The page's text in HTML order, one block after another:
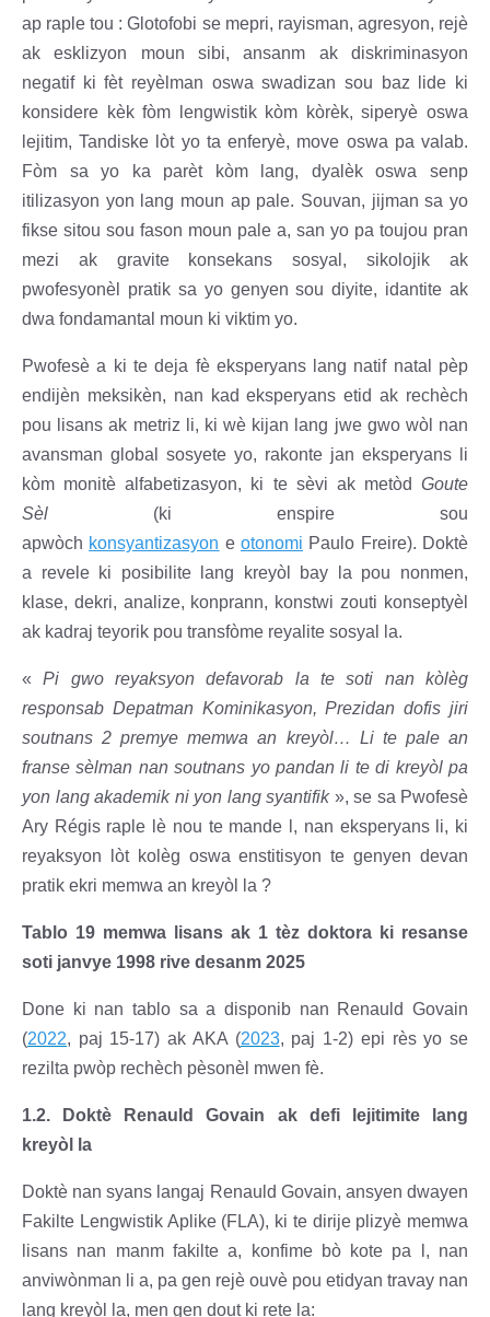
ap raple tou : Glotofobi se mepri, rayisman, agresyon, rejè
ak esklizyon moun sibi, ansanm ak diskriminasyon
negatif ki fèt reyèlman oswa swadizan sou baz lide ki
konsidere kèk fòm lengwistik kòm kòrèk, siperyè oswa
lejitim, Tandiske lòt yo ta enferyè, move oswa pa valab.
Fòm sa yo ka parèt kòm lang, dyalèk oswa senp
itilizasyon yon lang moun ap pale. Souvan, jijman sa yo
fikse sitou sou fason moun pale a, san yo pa toujou pran
mezi ak gravite konsekans sosyal, sikolojik ak
pwofesyonèl pratik sa yo genyen sou diyite, idantite ak
dwa fondamantal moun ki viktim yo.
Pwofesè a ki te deja fè eksperyans lang natif natal pèp
endijèn meksikèn, nan kad eksperyans etid ak rechèch
pou lisans ak metriz li, ki wè kijan lang jwe gwo wòl nan
avansman global sosyete yo, rakonte jan eksperyans li
kòm monitè alfabetizasyon, ki te sèvi ak metòd Goute
Sèl (ki enspire sou
apwòch konsyantizasyon eotonomi Paulo Freire). Doktè
a revele ki posibilite lang kreyòl bay la pou nonmen,
klase, dekri, analize, konprann, konstwi zouti konseptyèl
ak kadraj teyorik pou transfòme reyalite sosyal la.
«Pi gwo reyaksyon defavorab la te soti nan kòlèg
responsab Depatman Kominikasyon, Prezidan dofis jiri
soutnans 2 premye memwa an kreyòl… Li te pale an
franse sèlman nan soutnans yo pandan li te di kreyòl pa
yon lang akademik ni yon lang syantifik», se sa Pwofesè
Ary Régis raple lè nou te mande l, nan eksperyans li, ki
reyaksyon lòt kolèg oswa enstitisyon te genyen devan
pratik ekri memwa an kreyòl la ?
Tablo 19 memwa lisans ak 1 tèz doktora ki resanse
soti janvye 1998 rive desanm 2025
Done ki nan tablo sa a disponib nan Renauld Govain
(2022, paj 15-17) ak AKA (2023, paj 1-2) epi rès yo se
rezilta pwòp rechèch pèsonèl mwen fè.
1.2. Doktè Renauld Govain ak defi lejitimite lang
kreyòl la
Doktè nan syans langaj Renauld Govain, ansyen dwayen
Fakilte Lengwistik Aplike (FLA), ki te dirije plizyè memwa
lisans nan manm fakilte a, konfime bò kote pa l, nan
anviwònman li a, pa gen rejè ouvè pou etidyan travay nan
lang kreyòl la, men gen dout ki rete la: